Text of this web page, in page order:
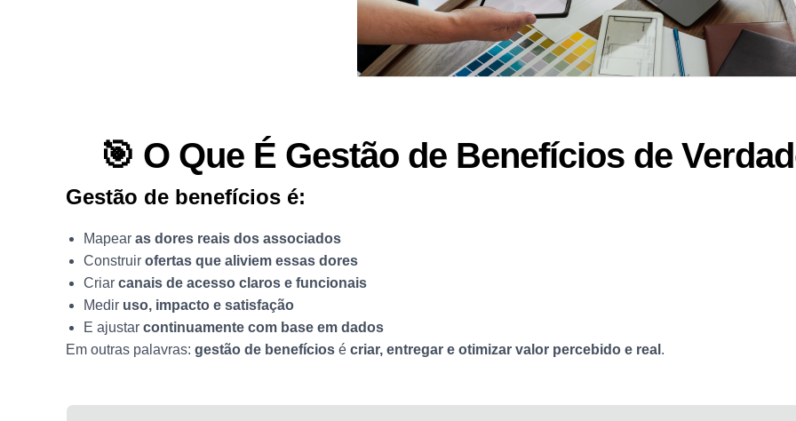
🎯 O Que É Gestão de Benefícios de
Gestão de benefícios é:
Mapear as dores reais dos associados
Construir ofertas que aliviem essas dores
Criar canais de acesso claros e funcionais
Medir uso, impacto e satisfação
E ajustar continuamente com base em dados
Em outras palavras: gestão de benefícios é criar, entregar e otimizar valor percebido e real .